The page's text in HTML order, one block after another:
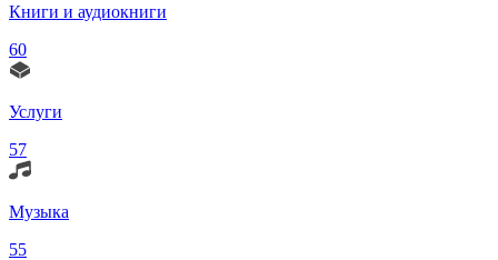
Книги и аудиокниги
60
Услуги
57
Музыка
55